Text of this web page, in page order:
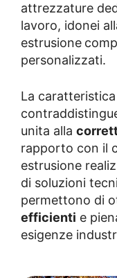
attrezzature
lavoro, idonei
estrusione
personalizzati.
La
unita alla
rapporto con il
estrusione
di soluzioni
permettono di
efficienti e
esigenze